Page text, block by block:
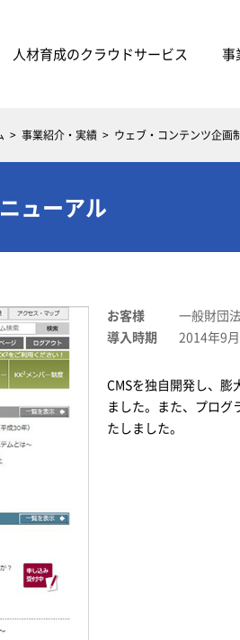
人材育成のクラウドサービス 事
事業紹介・実績 ウェブ・コンテンツ企画
ューアル
お客様
一般財団
導入時期
2014年9
CMSを独自開発し、
ました。また、プログ
たしました。